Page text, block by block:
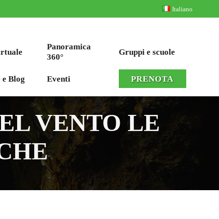
Italiano
Panoramica
360°
Gruppi e scuole
Blog Eventi PRENOTA
VENTO LE